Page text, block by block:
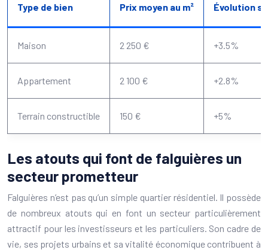
Type de bien Prix moyen au m² Évolution
Maison 2 250 € +3.5%
Appartement 2 100 € +2.8%
Terrain constructible 150 € +5%
Les atouts qui font de falguières un
secteur prometteur
Falguières n’est pas qu’un simple quartier résidentiel. Il possède
de nombreux atouts qui en font un secteur particulièrement
attractif pour les investisseurs et les particuliers. Son cadre de
vie, ses projets urbains et sa vitalité économique contribuent à